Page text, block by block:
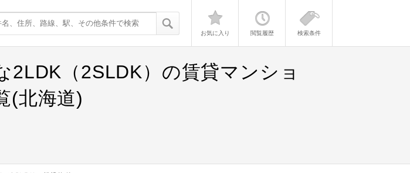
お気に入り 閲覧履歴 検索条件
2LDK（2SLDK）の賃貸マンショ
(北海道)